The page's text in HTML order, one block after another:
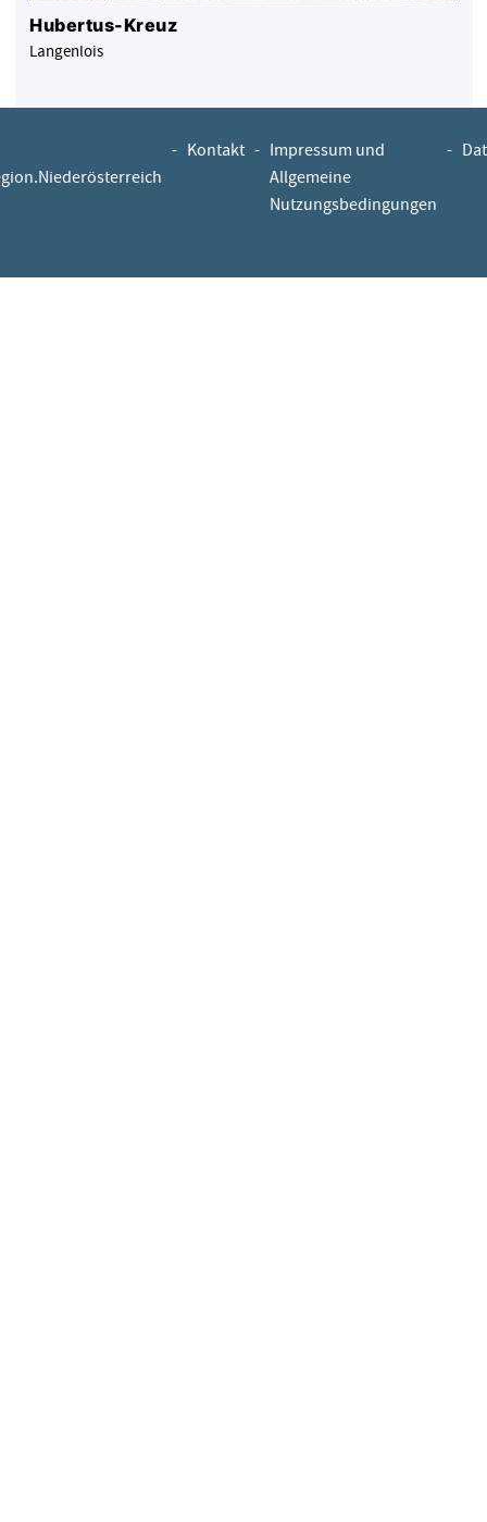
Hubertus-Kreuz
Langenlois
- Kontakt - Impressum und
Allgemeine
Nutzungsbedingungen
-